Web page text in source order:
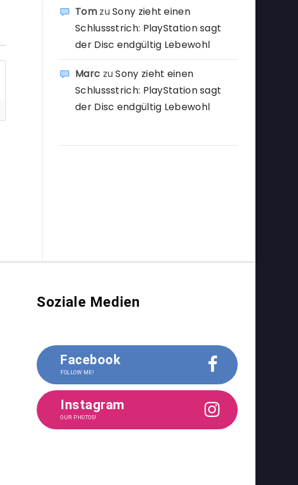
TomzuSony zieht einen
Schlussstrich: PlayStation sagt
der Disc endgültig Lebewohl
Marc zuSony zieht einen
Schlussstrich: PlayStation sagt
der Disc endgültig Lebewohl
Soziale Medien
Facebook
FOLLOW ME!
Instagram
OUR PHOTOS!